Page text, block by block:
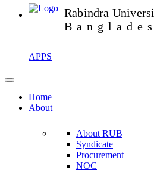
Rabindra
APPS
Home
About
About RUB
Syndicate
Procurement
NOC